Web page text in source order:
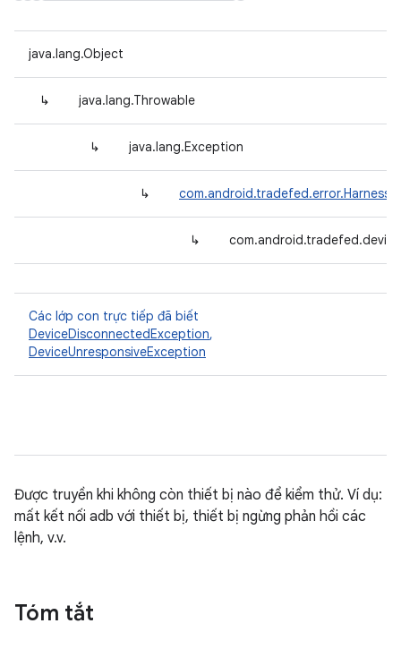
java.lang.Object
↳ java.lang.Throwable
↳ java.lang.Exception
↳
↳
Các lớp con trực tiếp đã biết
DeviceDisconnectedException,
DeviceUnresponsiveException
Được truyền khi không còn thiết bị nào để kiểm thử. Ví dụ:
mất kết nối adb với thiết bị, thiết bị ngừng phản hồi các
lệnh, v.v.
Tóm tắt